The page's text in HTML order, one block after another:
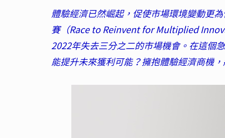
體驗經濟已然崛起，促使市場環境變動更
賽（Race to Reinvent for Multiplied
2022年失去三分之二的市場機會。在這個
能提升未來獲利可能？擁抱體驗經濟商機